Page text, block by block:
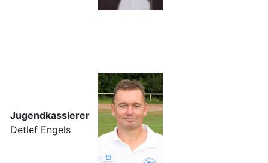
Jugendkassierer
Detlef Engels